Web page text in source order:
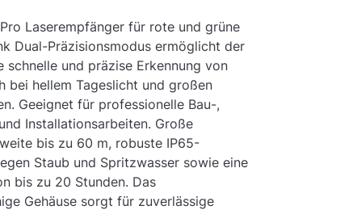
Laserempfänger für rote und grüne
Dual-Präzisionsmodus ermöglicht der
schnelle und präzise Erkennung von
bei hellem Tageslicht und großen
Geeignet für professionelle Bau-,
Installationsarbeiten. Große
bis zu 60 m, robuste IP65-
Staub und Spritzwasser sowie eine
bis zu 20 Stunden. Das
Gehäuse sorgt für zuverlässige